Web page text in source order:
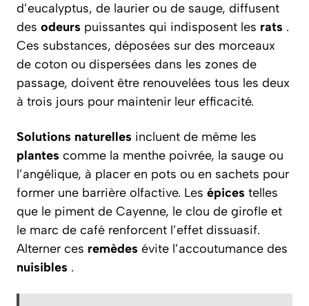
d’eucalyptus, de laurier ou de sauge, diffusent
des odeurs puissantes qui indisposent les rats .
Ces substances, déposées sur des morceaux
de coton ou dispersées dans les zones de
passage, doivent être renouvelées tous les deux
à trois jours pour maintenir leur efficacité.
Solutions naturelles incluent de même les
plantes comme la menthe poivrée, la sauge ou
l’angélique, à placer en pots ou en sachets pour
former une barrière olfactive. Les épices telles
que le piment de Cayenne, le clou de girofle et
le marc de café renforcent l’effet dissuasif.
Alterner ces remèdes évite l’accoutumance des
nuisibles .